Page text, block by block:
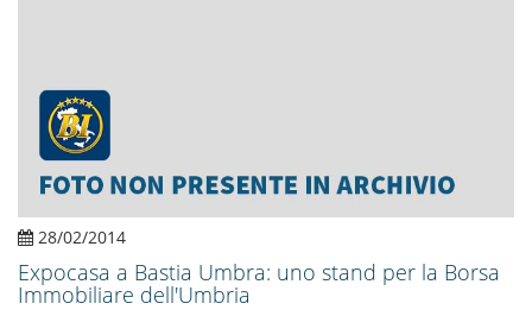
28/02/2014
Expocasa a Bastia Umbra: uno stand per la Borsa
Immobiliare dell'Umbria